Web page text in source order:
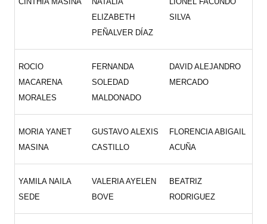
ELIZABETH
PEÑALVER DÍAZ
SILVA
ROCIO
MACARENA
MORALES
FERNANDA
SOLEDAD
MALDONADO
DAVID ALEJANDRO
MERCADO
MORIA YANET
MASINA
GUSTAVO ALEXIS
CASTILLO
FLORENCIA ABIGAIL
ACUÑA
YAMILA NAILA
SEDE
VALERIA AYELEN
BOVE
BEATRIZ
RODRIGUEZ